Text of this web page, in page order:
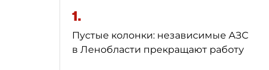
1.
Пустые колонки: независимые АЗС
в Ленобласти прекращают работу